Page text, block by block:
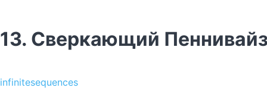
13. Сверкающий Пеннивайз
infinitesequences